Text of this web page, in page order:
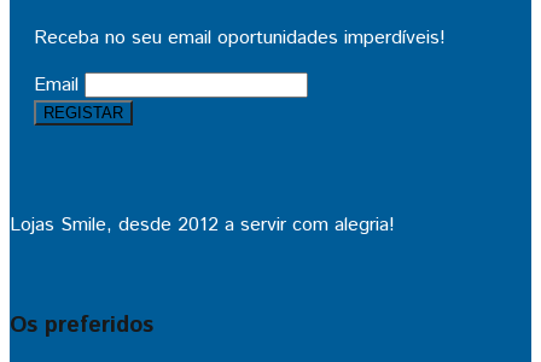
Receba no seu email oportunidades imperdíveis!
Email
Lojas Smile, desde 2012 a servir com alegria!
Os preferidos